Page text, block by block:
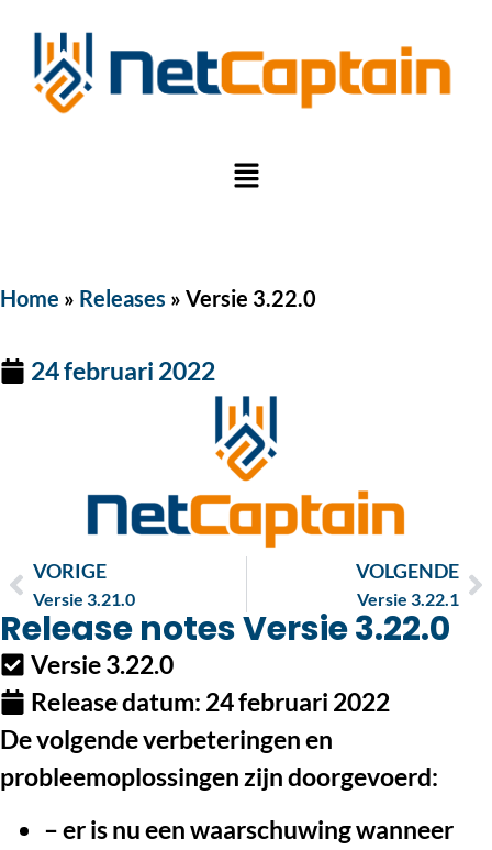
Home » Releases » Versie 3.22.0
24 februari 2022
VORIGE
Versie 3.21.0
VOLGENDE
Versie 3.22.1
Release notes Versie 3.22.0
Versie 3.22.0
Release datum: 24 februari 2022
De volgende verbeteringen en
probleemoplossingen zijn doorgevoerd:
– er is nu een waarschuwing wanneer